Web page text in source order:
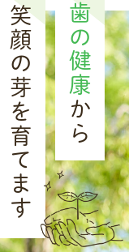
偶発症時
診療所[
]
たら、受付
紀
ございま
歯の健康
から
笑顔の芽を育てます